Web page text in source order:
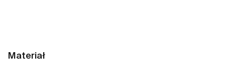
Materiał